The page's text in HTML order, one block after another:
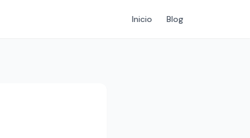
Inicio Blog